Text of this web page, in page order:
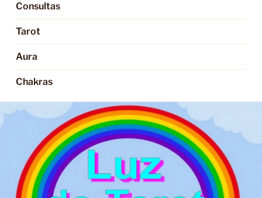
Consultas
Tarot
Aura
Chakras